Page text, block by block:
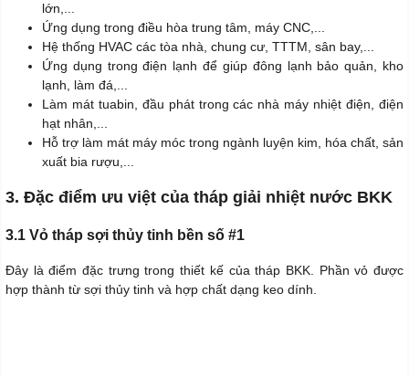
lớn,...
Ứng dụng trong điều hòa trung tâm, máy CNC,...
Hệ thống HVAC các tòa nhà, chung cư, TTTM, sân bay,...
Ứng dụng trong điện lạnh để giúp đông lạnh bảo quản, kho
lạnh, làm đá,...
Làm mát tuabin, đầu phát trong các nhà máy nhiệt điện, điện
hạt nhân,...
Hỗ trợ làm mát máy móc trong ngành luyện kim, hóa chất, sản
xuất bia rượu,...
3. Đặc điểm ưu việt của tháp giải nhiệt nước BKK
3.1 Vỏ tháp sợi thủy tinh bền số #1
Đây là điểm đặc trưng trong thiết kế của tháp BKK. Phần vỏ được
hợp thành từ sợi thủy tinh và hợp chất dạng keo dính.